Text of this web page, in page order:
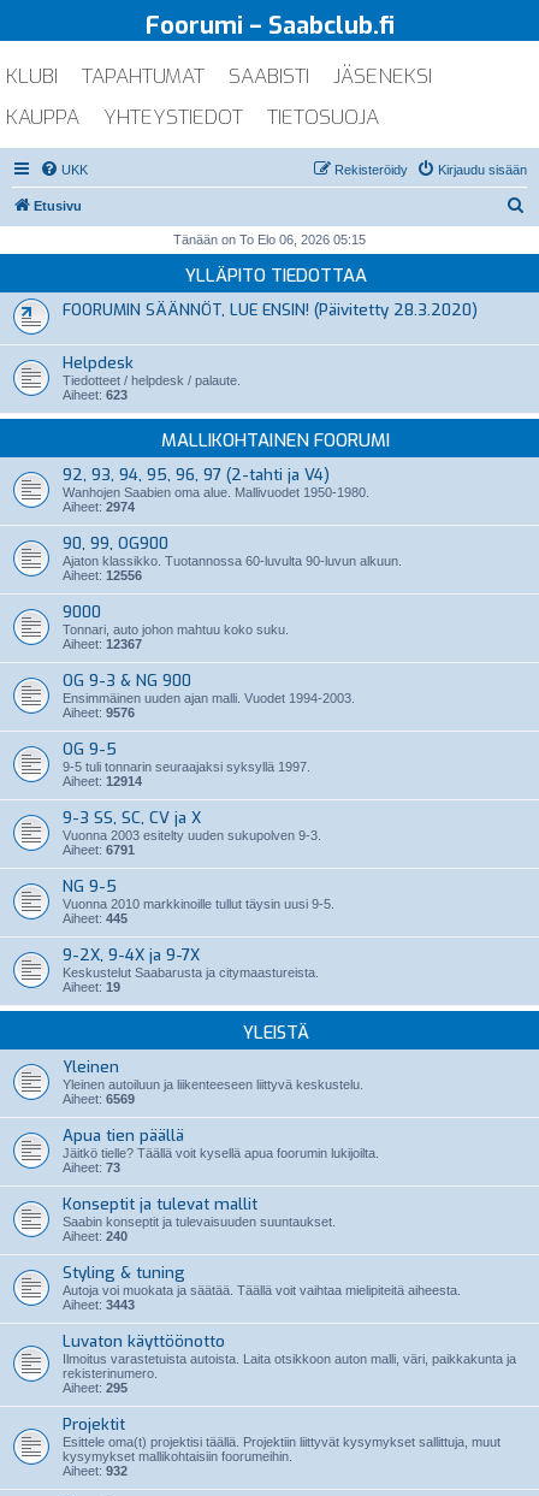
Foorumi – Saabclub.fi
KLUBI TAPAHTUMAT SAABISTI
JÄSENEKSI
KAUPPA
YHTEYSTIEDOT TIETOSUOJA
UKK Kirjaudu sisään
Rekisteröidy
Etusivu
i
Tänään on To Elo 06, 2026 05:15
YLLÄPITO TIEDOTTAA
FOORUMIN SÄÄNNÖT, LUE ENSIN! (Päivitetty 28.3.2020)
Helpdesk
Tiedotteet / helpdesk / palaute.
Aiheet: 623
MALLIKOHTAINEN FOORUMI
92, 93, 94, 95, 96, 97 (2-tahti ja V4)
Wanhojen Saabien oma alue. Mallivuodet 1950-1980.
Aiheet: 2974
90, 99, OG900
Ajaton klassikko. Tuotannossa 60-luvulta 90-luvun alkuun.
Aiheet: 12556
9000
Tonnari, auto johon mahtuu koko suku.
Aiheet: 12367
OG 9-3 & NG 900
Ensimmäinen uuden ajan malli. Vuodet 1994-2003.
Aiheet: 9576
OG 9-5
9-5 tuli tonnarin seuraajaksi syksyllä 1997.
Aiheet: 12914
9-3 SS, SC, CV ja X
Vuonna 2003 esitelty uuden sukupolven 9-3.
Aiheet: 6791
NG 9-5
Vuonna 2010 markkinoille tullut täysin uusi 9-5.
Aiheet: 445
9-2X, 9-4X ja 9-7X
Keskustelut Saabarusta ja citymaastureista.
Aiheet: 19
YLEISTÄ
Yleinen
Yleinen autoiluun ja liikenteeseen liittyvä keskustelu.
Aiheet: 6569
Apua tien päällä
Jäitkö tielle? Täällä voit kysellä apua foorumin lukijoilta.
Aiheet: 73
Konseptit ja tulevat mallit
Saabin konseptit ja tulevaisuuden suuntaukset.
Aiheet: 240
Styling & tuning
Autoja voi muokata ja säätää. Täällä voit vaihtaa mielipiteitä aiheesta.
Aiheet: 3443
Luvaton käyttöönotto
Ilmoitus varastetuista autoista. Laita otsikkoon auton malli, väri, paikkakunta ja
rekisterinumero.
Aiheet: 295
Projektit
Esittele oma(t) projektisi täällä. Projektiin liittyvät kysymykset sallittuja, muut
kysymykset mallikohtaisiin foorumeihin.
Aiheet: 932